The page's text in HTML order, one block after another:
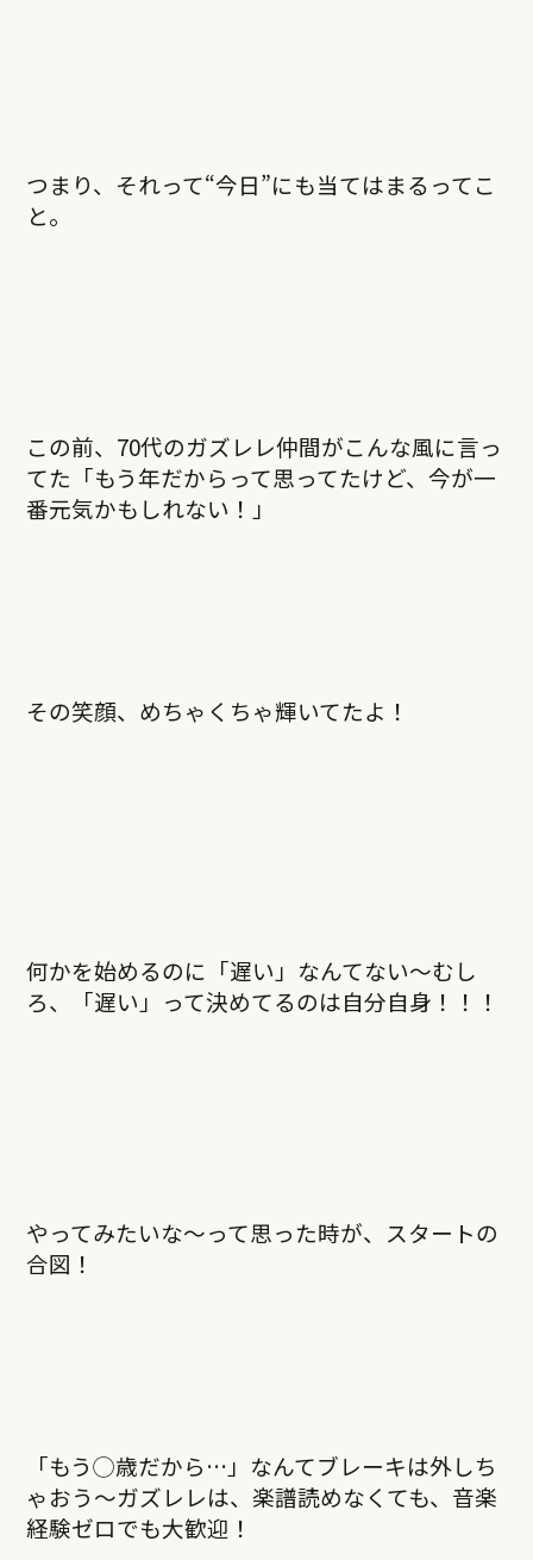
つまり、それって“今日”にも当てはまるってこ
と。
この前、70代のガズレレ仲間がこんな風に言っ
てた「もう年だからって思ってたけど、今が一
番元気かもしれない！」
その笑顔、めちゃくちゃ輝いてたよ！
何かを始めるのに「遅い」なんてない〜むし
ろ、「遅い」って決めてるのは自分自身！！！
やってみたいな〜って思った時が、スタートの
合図！
「もう◯歳だから…」なんてブレーキは外しち
ゃおう〜ガズレレは、楽譜読めなくても、音楽
経験ゼロでも大歓迎！